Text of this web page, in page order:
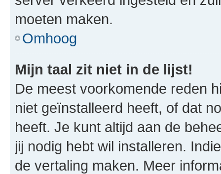
moeten maken.
Omhoog
Mijn taal zit niet in de lijst!
De meest voorkomende reden
niet geïnstalleerd heeft, of dat
heeft. Je kunt altijd aan de
jij nodig hebt wil installeren.
de vertaling maken. Meer